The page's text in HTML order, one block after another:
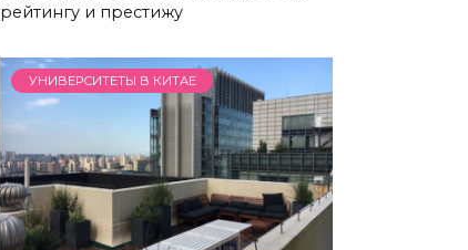
рейтингу и престижу
УНИВЕРСИТЕТЫ В КИТАЕ